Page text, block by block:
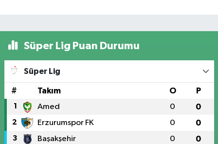
Süper Lig Puan Durumu
Süper Lig
# Takım O P
1 Amed 0 0
2 Erzurumspor FK 0 0
3 Başakşehir 0 0